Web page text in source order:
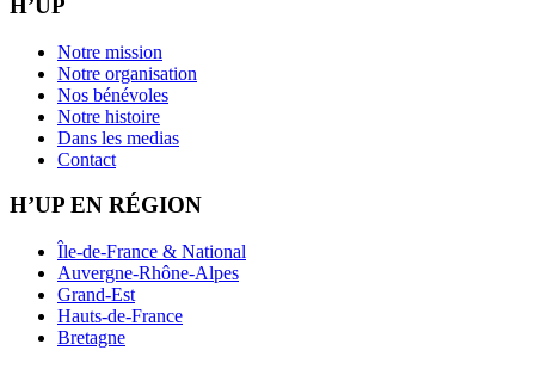
H’UP
Notre mission
Notre organisation
Nos bénévoles
Notre histoire
Dans les medias
Contact
H’UP EN RÉGION
Île-de-France & National
Auvergne-Rhône-Alpes
Grand-Est
Hauts-de-France
Bretagne